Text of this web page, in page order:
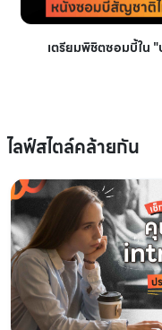
เตรียมพิชิตซอมบี้ใน
ไลฟ์สไตล์คล้ายกัน